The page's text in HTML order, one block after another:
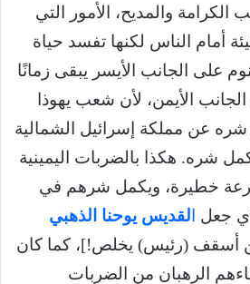
الكرامة والمديح، الأمور التي
أمام الناس لكنها تفسد حياة
على الجانب الأيسر يبقى زمانًا
الأيمن، لأن شعب يهوذا
عن مملكة إسرائيل الشمالية
شره. هكذا بالضربات اليمينية
خطيرة، ويكمل شرهم في
جعل لقديس يوحنا الذهبي
أسقف (رئيس) يخلص!]، كما كان
الرهبان من الضربات